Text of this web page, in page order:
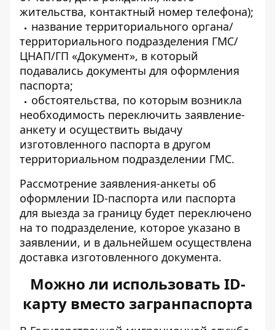
жительства, контактный номер телефона);
название территориального органа/
территориального подразделения ГМС/
ЦНАП/ГП «Документ», в который
подавались документы для оформления
паспорта;
обстоятельства, по которым возникла
необходимость переключить заявление-
анкету и осуществить выдачу
изготовленного паспорта в другом
территориальном подразделении ГМС.
Рассмотрение заявления-анкеты об
оформлении ID-паспорта или паспорта
для выезда за границу будет переключено
на то подразделение, которое указано в
заявлении, и в дальнейшем осуществлена ​​
доставка изготовленного документа.
Можно ли использовать ID-
карту вместо загранпаспорта